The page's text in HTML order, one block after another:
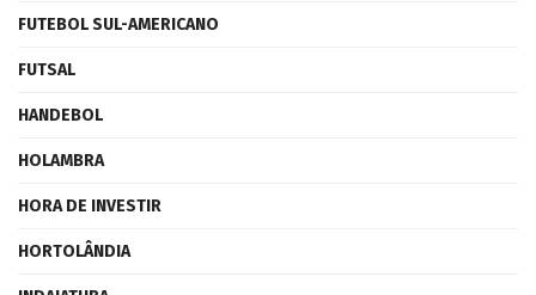
FUTEBOL SUL-AMERICANO
FUTSAL
HANDEBOL
HOLAMBRA
HORA DE INVESTIR
HORTOLÂNDIA